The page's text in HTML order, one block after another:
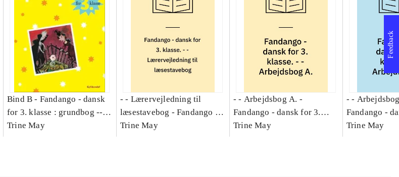
Bind B - Fandango - dansk
for 3. klasse : grundbog --
Arbejdsbog. Bind B
Trine May
- - Lærervejledning til
læsestavebog - Fandango -
dansk for 3. klasse :
Trine May
- - Arbejdsbog A. -
Fandango - dansk for 3.
klasse : grundbog. - -
Trine May
- -
Fandango -
klasse :
Trine May
Feedback